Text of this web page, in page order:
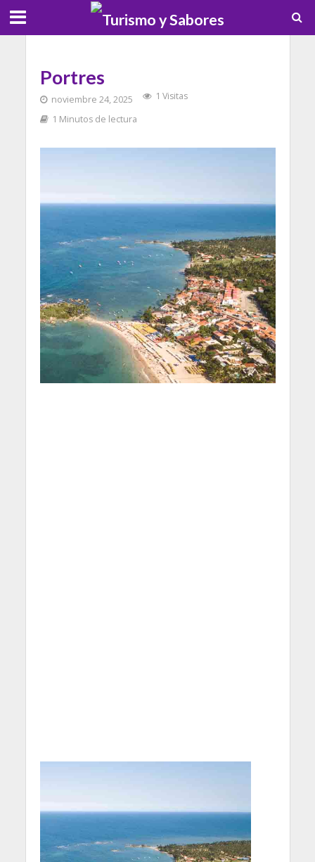
Portres
noviembre 24, 2025
1 Visitas
1 Minutos de lectura